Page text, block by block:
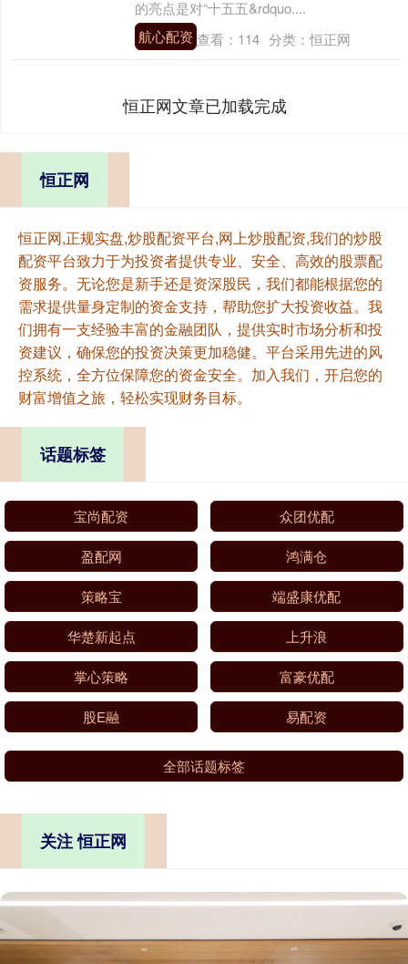
的亮点是对“十五五&rdquo....
航心配资 查看： 114 分类： 恒正网
恒正网文章已加载完成
恒正网
恒正网,正规实盘,炒股配资平台,网上炒股配资,我们的炒股
配资平台致力于为投资者提供专业、安全、高效的股票配
资服务。无论您是新手还是资深股民，我们都能根据您的
需求提供量身定制的资金支持，帮助您扩大投资收益。我
们拥有一支经验丰富的金融团队，提供实时市场分析和投
资建议，确保您的投资决策更加稳健。平台采用先进的风
控系统，全方位保障您的资金安全。加入我们，开启您的
财富增值之旅，轻松实现财务目标。
话题标签
宝尚配资 众团优配
盈配网 鸿满仓
策略宝 端盛康优配
华楚新起点 上升浪
掌心策略 富豪优配
股E融 易配资
全部话题标签
关注 恒正网